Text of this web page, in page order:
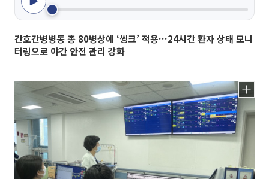
간호간병병동 총 80병상에 ‘씽크’ 적용…24시간 환자 상태 모니
터링으로 야간 안전 관리 강화